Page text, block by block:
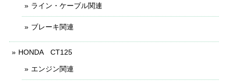
ライン・ケーブル関連
ブレーキ関連
HONDA CT125
エンジン関連